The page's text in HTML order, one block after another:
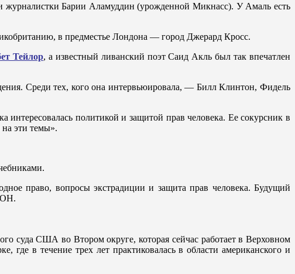
журналистки Барии Аламуддин (урожденной Микнасс). У Амаль есть
в предместье Лондона — город Джерард Кросс.
Тейлор, а известный ливанский поэт Саид Акль был так впечатлен
Среди тех, кого она интервьюировала, — Билл Клинтон, Фидель
политикой и защитой прав человека. Ее сокурсник в
на эти темы».
право, вопросы экстрадиции и защита прав человека. Будущий
суда США во Втором округе, которая сейчас работает в Верховном
где в течение трех лет практиковалась в области американского и